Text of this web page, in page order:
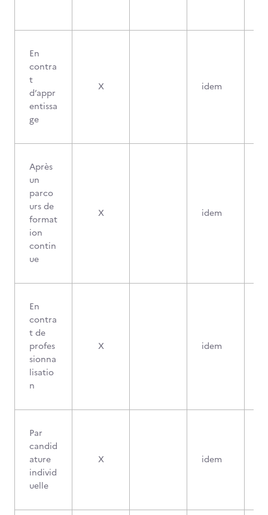
En
contra
t
d’appr
entissa
ge
X idem
Après
un
parco
urs de
format
ion
contin
ue
X idem
En
contra
t de
profes
sionna
lisatio
n
X idem
Par
candid
ature
individ
uelle
X idem